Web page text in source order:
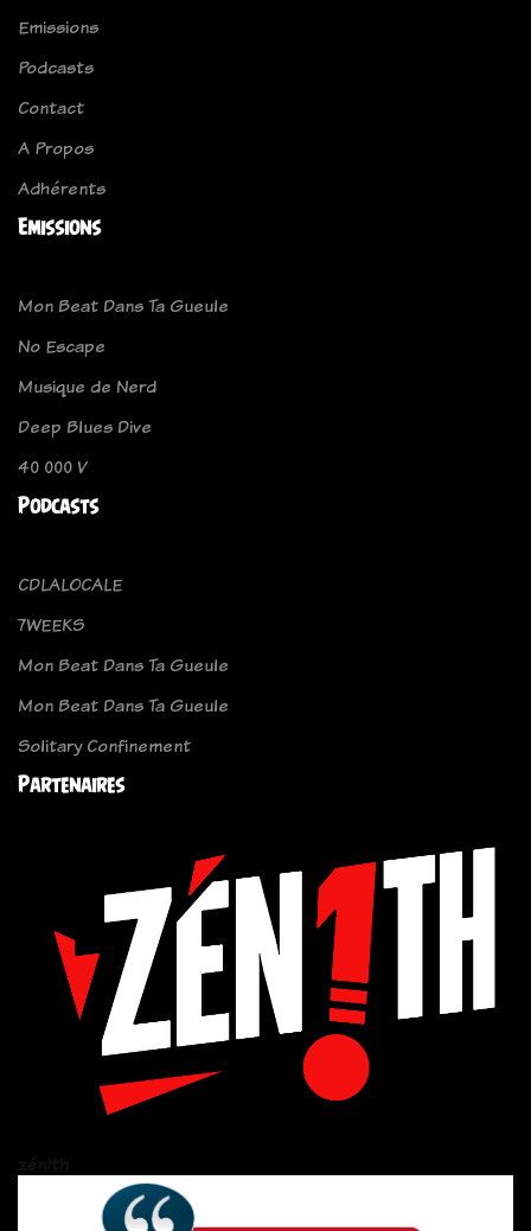
Emissions
Podcasts
Contact
A Propos
Adhérents
Emissions
Mon Beat Dans Ta Gueule
No Escape
Musique de Nerd
Deep Blues Dive
40 000 V
Podcasts
CDLALOCALE
7WEEKS
Mon Beat Dans Ta Gueule
Mon Beat Dans Ta Gueule
Solitary Confinement
Partenaires